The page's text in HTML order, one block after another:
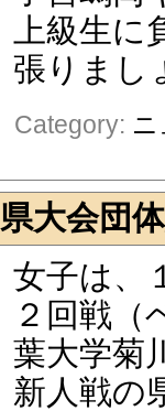
上級生
張りまし
Category:
県大会団
女子は、
２回戦（
葉大学菊
新人戦の